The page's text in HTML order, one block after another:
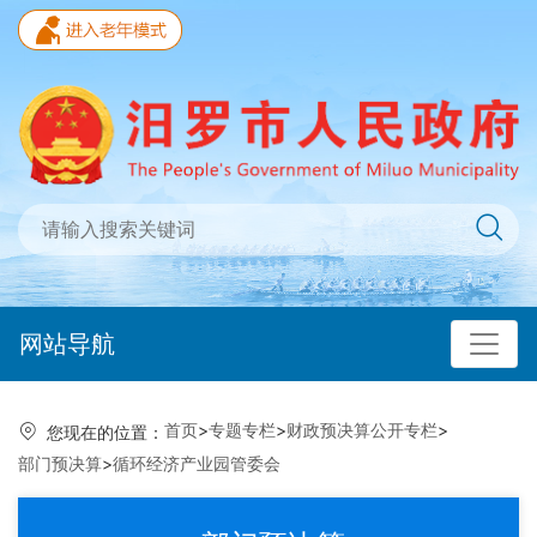
网站导航
您现在的位置： 首页>专题专栏>财政预决算公开专栏>
部门预决算>循环经济产业园管委会